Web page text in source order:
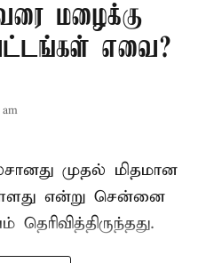
மழைக்கு
எவை?
முதல் மிதமான
என்று சென்னை